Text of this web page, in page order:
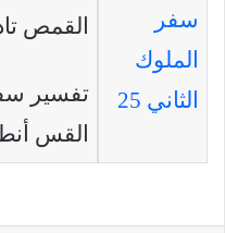
سفر
الملوك
الثاني 25
القمص
القس